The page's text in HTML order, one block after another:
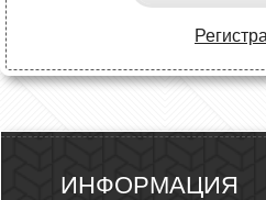
ИНФОРМАЦИЯ